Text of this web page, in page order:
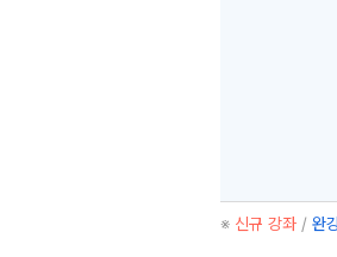
※ 신규 강좌 / 완